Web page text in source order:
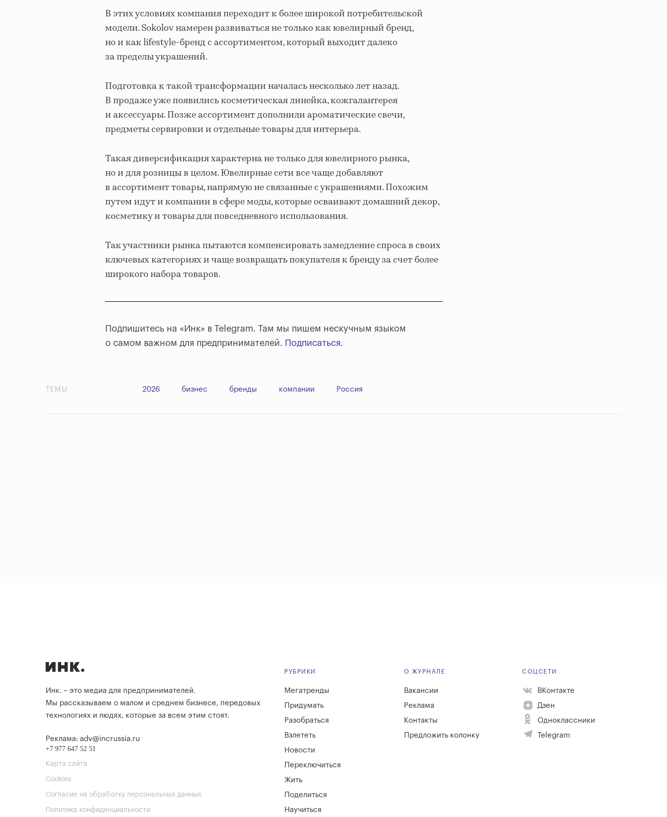
В этих условиях компания переходит к более широкой потребительской
модели. Sokolov намерен развиваться не только как ювелирный бренд,
но и как lifestyle-бренд с ассортиментом, который выходит далеко
за пределы украшений.
Подготовка к такой трансформации началась несколько лет назад.
В продаже уже появились косметическая линейка, кожгалантерея
и аксессуары. Позже ассортимент дополнили ароматические свечи,
предметы сервировки и отдельные товары для интерьера.
Такая диверсификация характерна не только для ювелирного рынка,
но и для розницы в целом. Ювелирные сети все чаще добавляют
в ассортимент товары, напрямую не связанные с украшениями. Похожим
путем идут и компании в сфере моды, которые осваивают домашний декор,
косметику и товары для повседневного использования.
Так участники рынка пытаются компенсировать замедление спроса в своих
ключевых категориях и чаще возвращать покупателя к бренду за счет более
широкого набора товаров.
Подпишитесь на «Инк» в Telegram. Там мы пишем нескучным языком
о самом важном для предпринимателей. Подписаться.
ТЕМЫ 2026 бизнес бренды компании Россия
Инк. – это медиа для предпринимателей.
Мы рассказываем о малом и среднем бизнесе, передовых
технологиях и людях, которые за всем этим стоят.
Реклама: adv@incrussia.ru
+7 977 647 52 51
Карта сайта
Cookies
Согласие на обработку персональных данных
Политика конфиденциальности
РУБРИКИ
Мегатренды
Придумать
Разобраться
Взлететь
Новости
Переключиться
Жить
Поделиться
Научиться
О ЖУРНАЛЕ
Вакансии
Реклама
Контакты
Предложить колонку
СОЦСЕТИ
ВКонтакте
Дзен
Одноклассники
Telegram